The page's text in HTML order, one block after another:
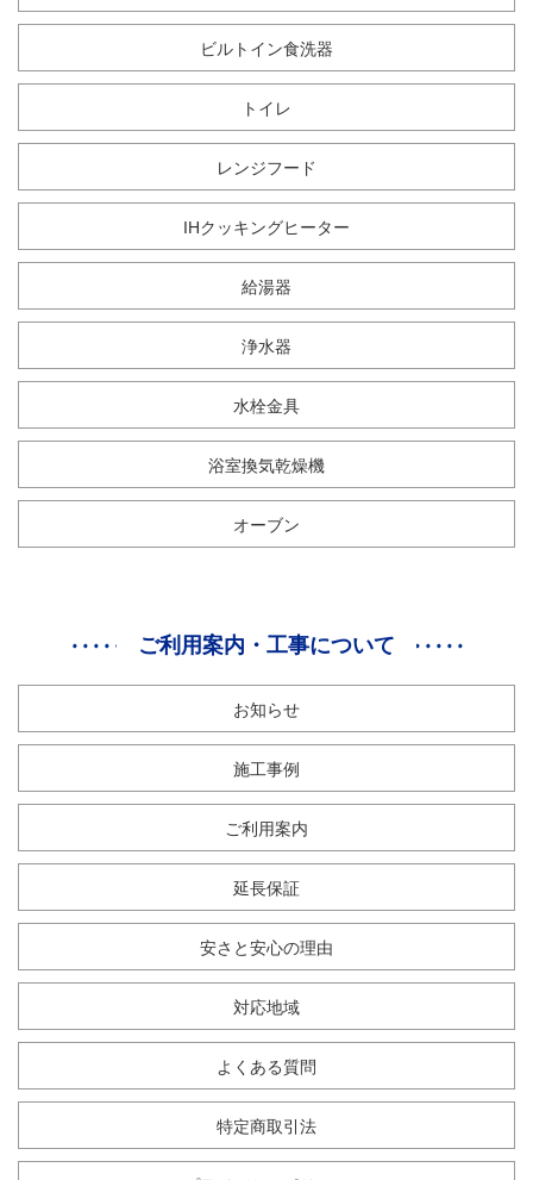
ビルトイン食洗器
トイレ
レンジフード
IHクッキングヒーター
給湯器
浄水器
水栓金具
浴室換気乾燥機
オーブン
ご利用案内・工事について
お知らせ
施工事例
ご利用案内
延長保証
安さと安心の理由
対応地域
よくある質問
特定商取引法